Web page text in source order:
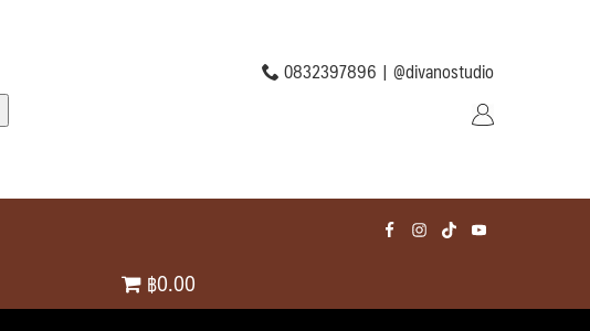
0832397896 | @divanostudio
฿0.00